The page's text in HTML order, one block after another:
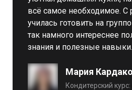
всё самое необходимое. С
училась готовить на
так намного интереснее
знания и полезные навыки.
Мария
Кондитерский